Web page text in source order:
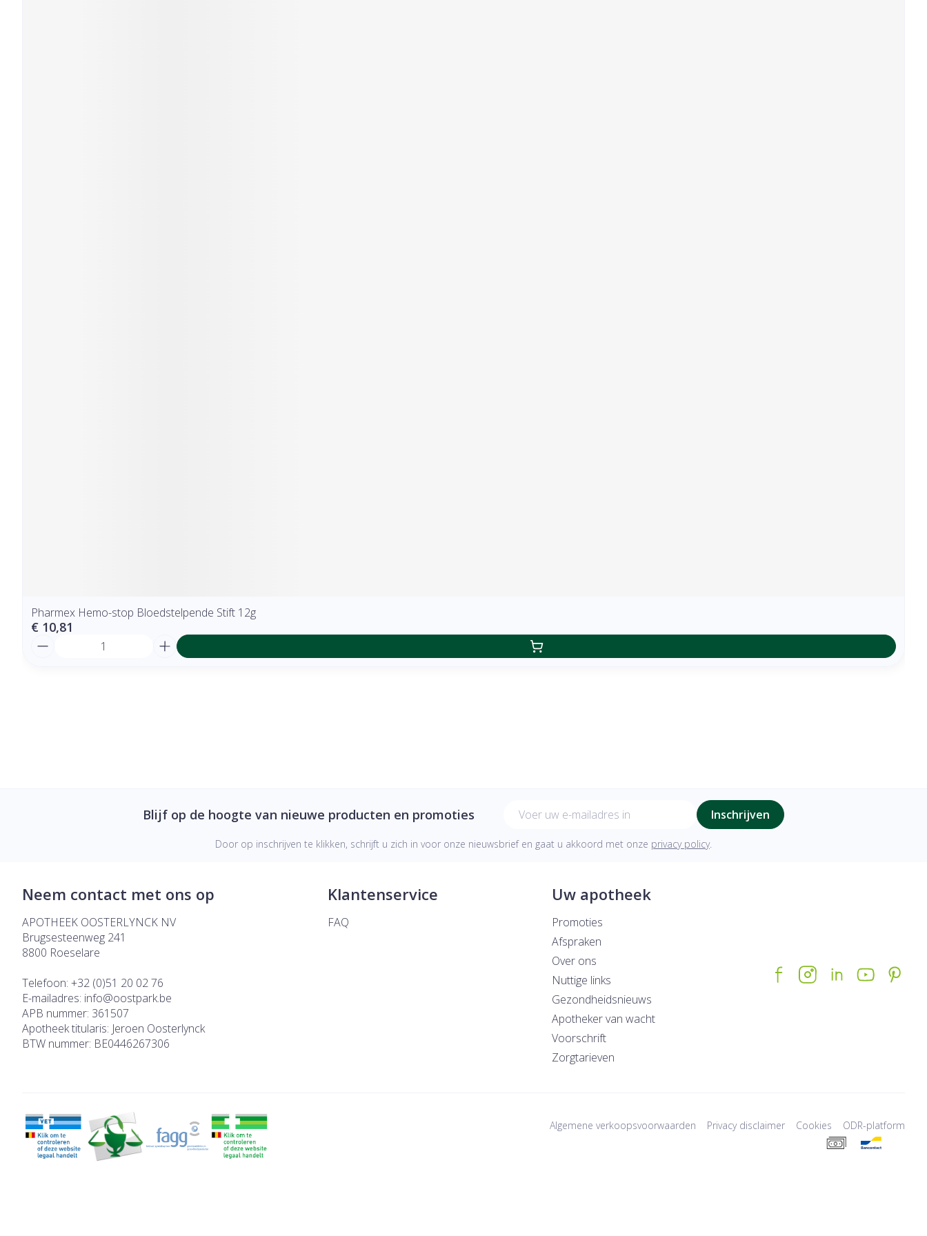
Pharmex Hemo-stop Bloedstelpende Stift 12g
€ 10,81
Blijf op de hoogte van nieuwe producten en promoties Inschrijven
Door op inschrijven te klikken, schrijft u zich in voor onze nieuwsbrief en gaat u akkoord met onze privacy policy.
Neem contact met ons op
APOTHEEK OOSTERLYNCK NV
Brugsesteenweg 241
8800 Roeselare
Telefoon: +32 (0)51 20 02 76
E-mailadres: info@oostpark.be
APB nummer: 361507
Apotheek titularis: Jeroen Oosterlynck
BTW nummer: BE0446267306
Klantenservice
FAQ
Uw apotheek
Promoties
Afspraken
Over ons
Nuttige links
Gezondheidsnieuws
Apotheker van wacht
Voorschrift
Zorgtarieven
Algemene verkoopsvoorwaarden Privacy disclaimer Cookies ODR-platform